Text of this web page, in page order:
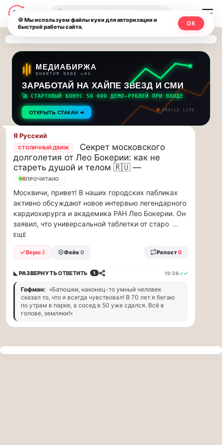
Последние
новости
и
обновления
потока:
Друзья,
приглашаем
на
музыкальную
прогулку
по
Москве
Чайковского!…
приглашаем
на
музыкальную
прогулку
по
Москве
Чайковского!
|
16:00
Петр
Ильич
Чайковский
—
из
самых
Москвичи.net
—
Главный
столичный
чат-
мессенджер,
новости
и
инсайды
Москвы
🔍
МЕДИАБИРЖА
QUANTUM NODE v41
ЗАРАБОТАЙ НА ХАЙПЕ ЗВЕЗД И СМИ
🚀 СТАРТОВЫЙ БОНУС 50 000 ДЕМО-РУБЛЕЙ ПРИ ВХОДЕ
ОТКРЫТЬ СТАКАН ➔ ORACLE LIVE
Я Русский
СТОЛИЧНЫЙ ДВИЖ
Секрет московского
долголетия от Лео Бокерии: как не
стареть душой и телом 🇷🇺 —
6ПРОЧИТАНО
Москвичи, привет! В наших городских пабликах
активно обсуждают новое интервью легендарного
кардиохирурга и академика РАН Лео Бокерии. Он
заявил, что универсальной таблетки от старо ...
ЕЩЁ
Верю2 Фейк0 Репост0
◣ РАЗВЕРНУТЬОТВЕТИТЬ 1 19:38✓✓
Гофман: «Батюшки, наконец-то умный человек
сказал то, что я всегда чувствовал! В 70 лет я бегаю
по утрам в парке, а сосед в 50 уже сдался. Всё в
голове, земляки!»
🍪 Мы используем файлы куки для авторизации и
быстрой работы сайта.
ОК